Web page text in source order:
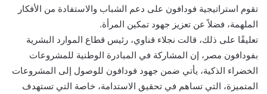
تقوم استراتيجية فودافون على دعم الشباب والاستفادة من الأفكار
الملهمة، فضلاً عن تعزيز جهود تمكين المرأة.
تعليقًا على ذلك، قالت نجلاء قناوي، رئيس قطاع الموارد البشرية
بفودافون مصر، إن المشاركة في المبادرة الوطنية للمشروعات
الخضراء الذكية، يأتي ضمن جهود فودافون للوصول إلى المشروعات
المتميزة، التي تساهم في تحقيق الاستدامة، خاصة التي تستهدف